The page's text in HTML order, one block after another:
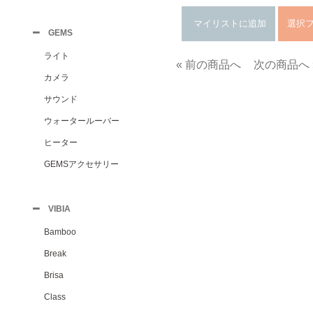
GEMS
ライト
カメラ
サウンド
ウォータールーバー
ヒーター
GEMSアクセサリー
VIBIA
Bamboo
Break
Brisa
Class
« 前の商品へ 次の商品へ